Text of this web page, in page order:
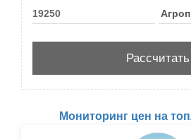
Мониторинг цен на